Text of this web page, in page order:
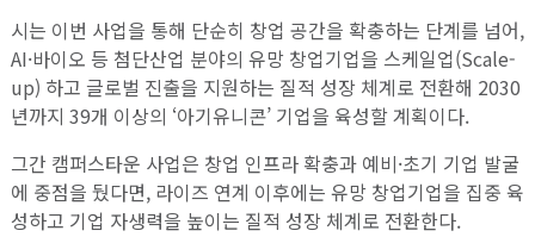
시는 이번 사업을 통해 단순히 창업 공간을 확충하는 단계를 넘어,
AI·바이오 등 첨단산업 분야의 유망 창업기업을 스케일업(Scale-
up) 하고 글로벌 진출을 지원하는 질적 성장 체계로 전환해 2030
년까지 39개 이상의 ‘아기유니콘’ 기업을 육성할 계획이다.
그간 캠퍼스타운 사업은 창업 인프라 확충과 예비·초기 기업 발굴
에 중점을 뒀다면, 라이즈 연계 이후에는 유망 창업기업을 집중 육
성하고 기업 자생력을 높이는 질적 성장 체계로 전환한다.